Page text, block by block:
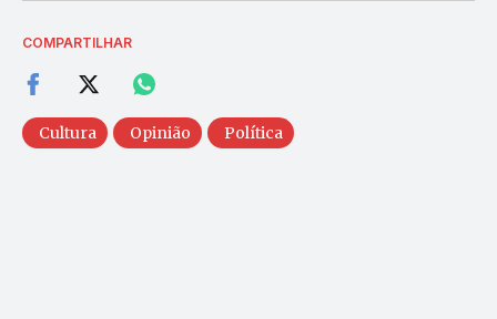
COMPARTILHAR
Cultura Opinião Política